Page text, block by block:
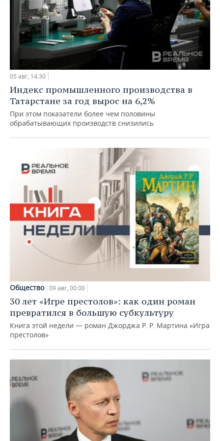
05 авг, 14:30
Индекс промышленного производства в
Татарстане за год вырос на 6,2%
При этом показатели более чем половины
обрабатывающих производств снизились
Общество 09 авг, 00:00
30 лет «Игре престолов»: как один роман
превратился в большую субкультуру
Книга этой недели — роман Джорджа Р. Р. Мартина «Игра
престолов»